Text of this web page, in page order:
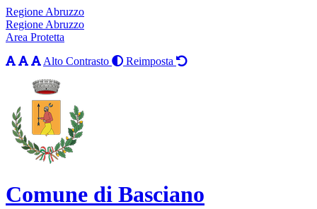
Regione Abruzzo
Regione Abruzzo
Area Protetta
Alto Contrasto
Reimposta
Comune di Basciano